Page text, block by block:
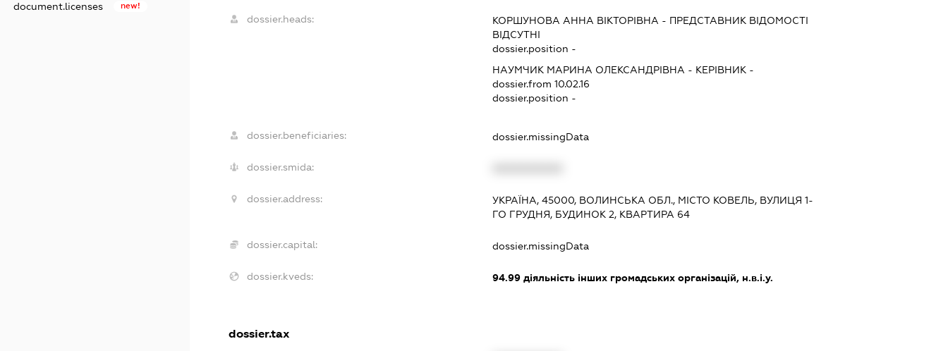
document.licenses new!
dossier.heads: КОРШУНОВА АННА ВІКТОРІВНА - ПРЕДСТАВНИК ВІДОМОСТІ
ВІДСУТНІ
dossier.position -
НАУМЧИК МАРИНА ОЛЕКСАНДРІВНА - КЕРІВНИК -
dossier.from 10.02.16
dossier.position -
dossier.beneficiaries: dossier.missingData
dossier.smida:
dossier.address:
УКРАЇНА, 45000, ВОЛИНСЬКА ОБЛ., МІСТО КОВЕЛЬ, ВУЛИЦЯ 1-
ГО ГРУДНЯ, БУДИНОК 2, КВАРТИРА 64
dossier.capital: dossier.missingData
dossier.kveds: 94.99діяльність інших громадських організацій, н.в.і.у.
dossier.tax